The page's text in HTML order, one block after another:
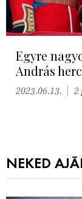
Egyre
András
2023.06.13. 2
NEKED